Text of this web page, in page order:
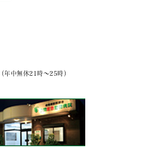
（年中無休21時～25時）